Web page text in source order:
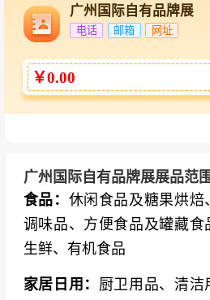
广州国际自有品牌展
电话 邮箱 网址
￥0.00
广州国际自有品牌展展品范围
食品： 休闲食品及糖果烘焙
调味品、方便食品及罐藏食
生鲜、有机食品
家居日用： 厨卫用品、清洁